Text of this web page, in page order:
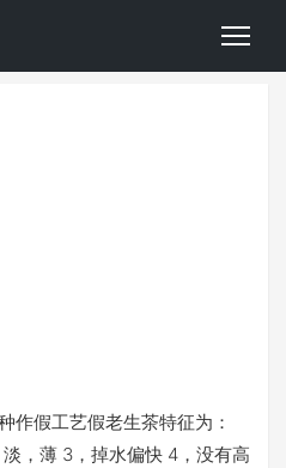
作假工艺假老生茶特征为：
，薄 ​3，掉水偏快 ​4，没有高